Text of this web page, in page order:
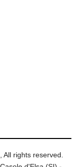
rights reserved.